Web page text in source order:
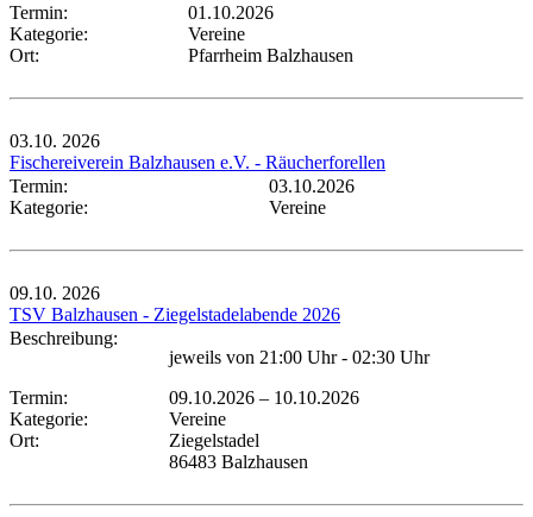
Termin:
01.10.2026
Kategorie:
Vereine
Ort:
Pfarrheim Balzhausen
03.10. 2026
Fischereiverein Balzhausen e.V. - Räucherforellen
Termin:
03.10.2026
Kategorie:
Vereine
09.10. 2026
TSV Balzhausen - Ziegelstadelabende 2026
Beschreibung:
jeweils von 21:00 Uhr - 02:30 Uhr
Termin:
09.10.2026 – 10.10.2026
Kategorie:
Vereine
Ort:
Ziegelstadel
86483 Balzhausen